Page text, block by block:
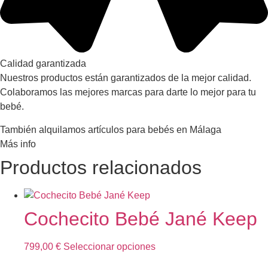
Calidad garantizada
Nuestros productos están garantizados de la mejor calidad.
Colaboramos las mejores marcas para darte lo mejor para tu
bebé.
También alquilamos artículos para bebés en Málaga
Más info
Productos relacionados
Cochecito Bebé Jané Keep
799,00 € Seleccionar opcionesEste